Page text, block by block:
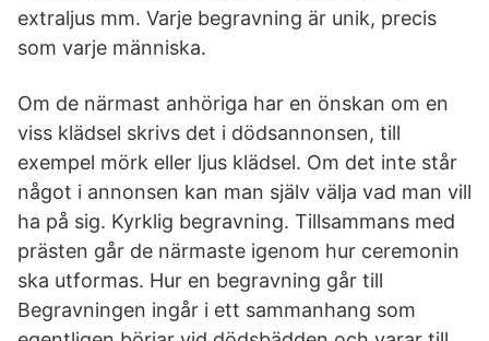
extraljus mm. Varje begravning är unik, precis
som varje människa.
Om de närmast anhöriga har en önskan om en
viss klädsel skrivs det i dödsannonsen, till
exempel mörk eller ljus klädsel. Om det inte står
något i annonsen kan man själv välja vad man vill
ha på sig. Kyrklig begravning. Tillsammans med
prästen går de närmaste igenom hur ceremonin
ska utformas. Hur en begravning går till
Begravningen ingår i ett sammanhang som